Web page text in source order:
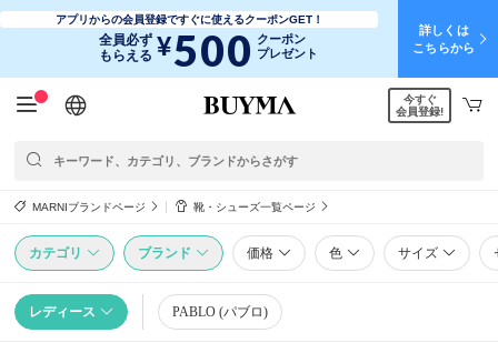
アプリからの会員登録ですぐに使えるクーポンGET！
全員必ず
もらえる ¥500 クーポン
プレゼント
詳しくは
こちらから
日本語
English
简体中文
繁體中文
今すぐ
会員登録!
MARNIブランドページ 靴・シューズ一覧ページ
カテゴリ ブランド 価格 色 サイズ
レディース PABLO (パブロ)